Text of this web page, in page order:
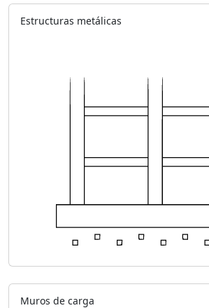
Estructuras metálicas
Muros de carga